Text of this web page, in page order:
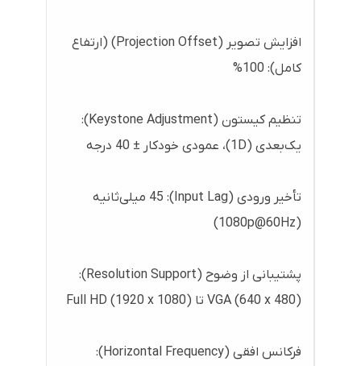
افزایش تصویر (Projection Offset) (ارتفاع
کامل): 100%
تنظیم کیستون (Keystone Adjustment):
یک‌بعدی (1D)، عمودی خودکار ± 40 درجه
تأخیر ورودی (Input Lag): 45 میلی‌ثانیه
(1080p@60Hz)
پشتیبانی از وضوح (Resolution Support):
VGA (640 x 480) تا Full HD (1920 x 1080)
فرکانس افقی (Horizontal Frequency):